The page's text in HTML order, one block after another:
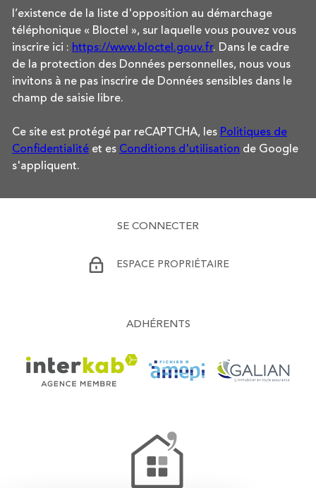
l’existence de la liste d'opposition au démarchage
téléphonique « Bloctel », sur laquelle vous pouvez vous
inscrire ici : https://www.bloctel.gouv.fr. Dans le cadre
de la protection des Données personnelles, nous vous
invitons à ne pas inscrire de Données sensibles dans le
champ de saisie libre.
Ce site est protégé par reCAPTCHA, les Politiques de
Confidentialité et es Conditions d'utilisation de Google
s'appliquent.
SE CONNECTER
ESPACE PROPRIÉTAIRE
ADHÉRENTS